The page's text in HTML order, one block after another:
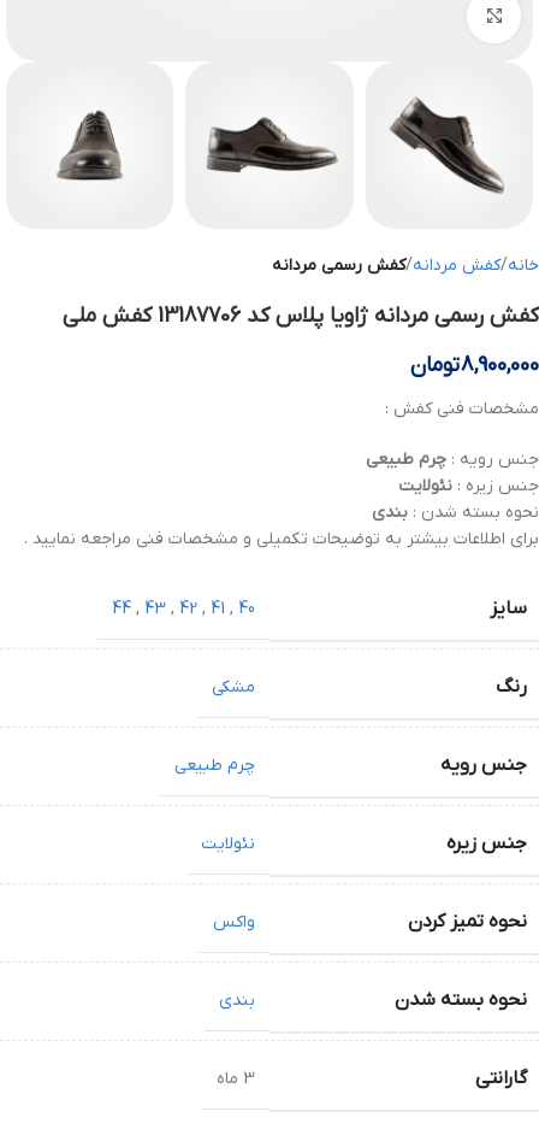
خانه کفش مردانه کفش رسمی مردانه
کفش رسمی مردانه ژاویا پلاس کد 13187706 کفش ملی
8,900,000تومان
مشخصات فنی کفش :
جنس رویه : چرم طبیعی
جنس زیره : نئولایت
نحوه بسته شدن : بندی
برای اطلاعات بیشتر به توضیحات تکمیلی و مشخصات فنی مراجعه نمایید .
سایز 40
,
41
,
42
,
43
,
44
رنگ مشکی
جنس رویه چرم طبیعی
جنس زیره نئولایت
نحوه تمیز کردن واکس
نحوه بسته شدن بندی
گارانتی 3 ماه